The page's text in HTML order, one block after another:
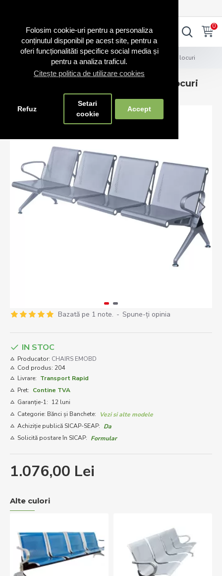
Folosim cookie-uri pentru a personaliza
conținutul disponibil pe acest site, pentru a
oferi funcționalităti specifice social media și
pentru a analiza traficul.
Citește politica de utilizare cookies
Refuz
Setari
cookie
Accept
0
Scaune și bănci Bancă metalică de așteptare cu 4 locuri
Bancă metalică de așteptare cu 4 locuri
Bazată pe 1 note. - Spune-ţi opinia
1.076,00 Lei
IN STOC
Producator: CHAIRS EMOBD
Cod produs: 204
Livrare: Transport Rapid
Pret: Contine TVA
Garanție-1: 12 luni
Categorie: Bănci și Banchete:
Vezi si alte modele
Achiziție publică SICAP-SEAP: Da
Solicită postare în SICAP: Formular
Alte culori